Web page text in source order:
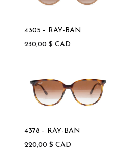
4305 – RAY-BAN
230,00 $ CAD
4378 – RAY-BAN
220,00 $ CAD